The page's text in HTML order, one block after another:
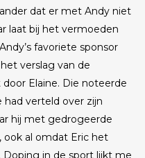
dat er met Andy niet
laat bij het vermoeden
favoriete sponsor
verslag van de
Elaine. Die noteerde
verteld over zijn
hij met gedrogeerde
ook al omdat Eric het
Doping in de sport lijkt me